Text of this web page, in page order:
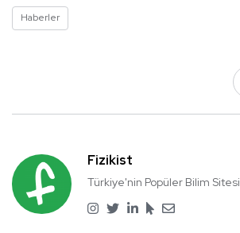
Haberler
Fizikist
Türkiye'nin Popüler Bilim Sitesi